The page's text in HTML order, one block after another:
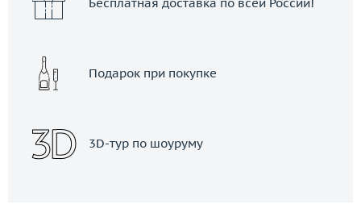
Подарок при покупке
3D-тур по шоуруму